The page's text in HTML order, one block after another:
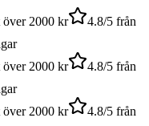
2000 kr
4.8/5 från
2000 kr
4.8/5 från
2000 kr
4.8/5 från